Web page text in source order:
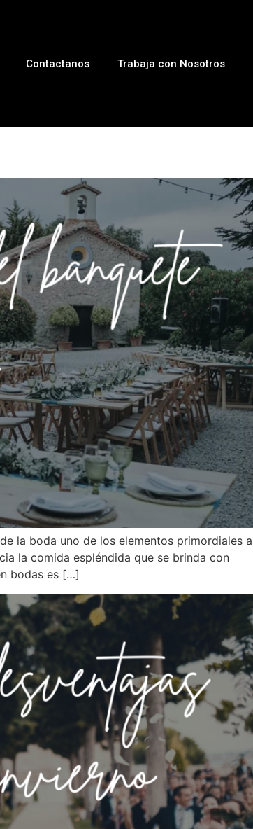
Contactanos Trabaja con Nosotros
la boda uno de los elementos primordiales a
la comida espléndida que se brinda con
bodas es […]